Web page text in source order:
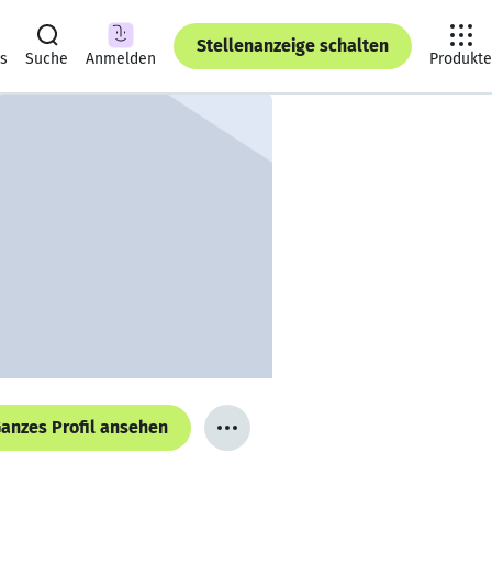
Suche Anmelden
Stellenanzeige schalten
Produkte
Profil ansehen